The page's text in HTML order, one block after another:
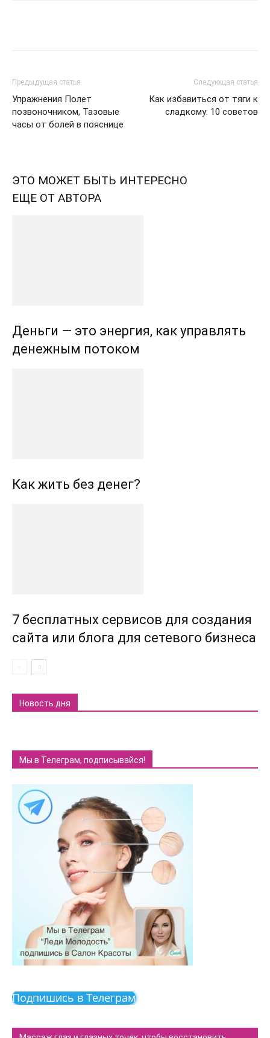
Предыдущая статья
Упражнения Полет
позвоночником, Тазовые
часы от болей в пояснице
Следующая статья
Как избавиться от тяги к
сладкому: 10 советов
ЭТО МОЖЕТ БЫТЬ ИНТЕРЕСНО
ЕЩЕ ОТ АВТОРА
Деньги — это энергия, как управлять
денежным потоком
Как жить без денег?
7 бесплатных сервисов для создания
сайта или блога для сетевого бизнеса
Новость дня
Мы в Телеграм, подписывайся!
Подпишись в Телеграм